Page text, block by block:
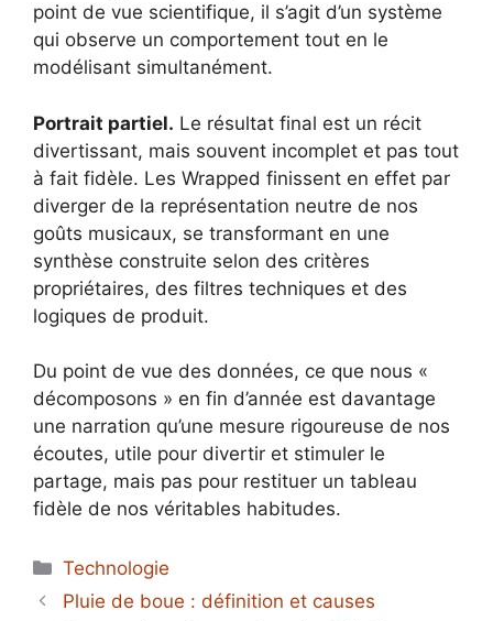
point de vue scientifique, il s’agit d’un système
qui observe un comportement tout en le
modélisant simultanément.
Portrait partiel. Le résultat final est un récit
divertissant, mais souvent incomplet et pas tout
à fait fidèle. Les Wrapped finissent en effet par
diverger de la représentation neutre de nos
goûts musicaux, se transformant en une
synthèse construite selon des critères
propriétaires, des filtres techniques et des
logiques de produit.
Du point de vue des données, ce que nous «
décomposons » en fin d’année est davantage
une narration qu’une mesure rigoureuse de nos
écoutes, utile pour divertir et stimuler le
partage, mais pas pour restituer un tableau
fidèle de nos véritables habitudes.
Catégories
Technologie
Pluie de boue : définition et causes